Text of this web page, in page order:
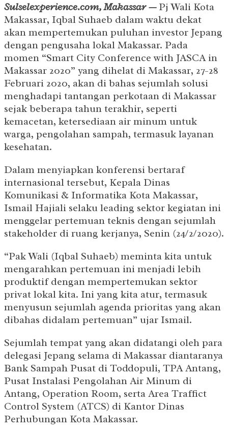
Sulselexperience.com, Makassar — Pj Wali Kota
Makassar, Iqbal Suhaeb dalam waktu dekat
akan mempertemukan puluhan investor Jepang
dengan pengusaha lokal Makassar. Pada
momen “Smart City Conference with JASCA in
Makassar 2020” yang dihelat di Makassar, 27-28
Februari 2020, akan di bahas sejumlah solusi
menghadapi tantangan perkotaan di Makassar
sejak beberapa tahun terakhir, seperti
kemacetan, ketersediaan air minum untuk
warga, pengolahan sampah, termasuk layanan
kesehatan.
Dalam menyiapkan konferensi bertaraf
internasional tersebut, Kepala Dinas
Komunikasi & Informatika Kota Makassar,
Ismail Hajiali selaku leading sektor kegiatan ini
menggelar pertemuan teknis dengan sejumlah
stakeholder di ruang kerjanya, Senin (24/2/2020).
“Pak Wali (Iqbal Suhaeb) meminta kita untuk
mengarahkan pertemuan ini menjadi lebih
produktif dengan mempertemukan sektor
privat lokal kita. Ini yang kita atur, termasuk
menyusun sejumlah agenda prioritas yang akan
dibahas didalam pertemuan” ujar Ismail.
Sejumlah tempat yang akan didatangi oleh para
delegasi Jepang selama di Makassar diantaranya
Bank Sampah Pusat di Toddopuli, TPA Antang,
Pusat Instalasi Pengolahan Air Minum di
Antang, Operation Room, serta Area Traffict
Control System (ATCS) di Kantor Dinas
Perhubungan Kota Makassar.